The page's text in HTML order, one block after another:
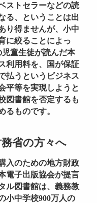
ストセラーなどの読
る、ということは出
り得ませんが、小中
に絞ることによっ
童生徒が読んだ本
利用料を、国が保証
払うというビジネス
平等を実現しようと
図書館を否定するも
るものです。
省の方々へ
入のための地方財政
電子出版協会が提言
ル図書館は、義務教
小中学校900万人の